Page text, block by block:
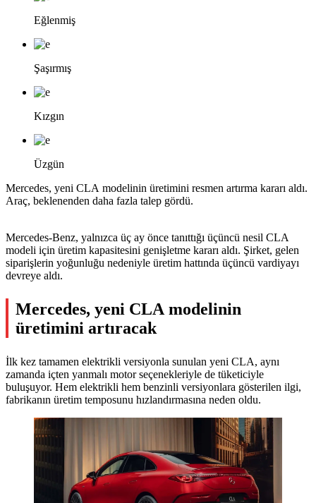
Eğlenmiş
Şaşırmış
Kızgın
Üzgün
Mercedes, yeni CLA modelinin üretimini resmen artırma kararı aldı.
Araç, beklenenden daha fazla talep gördü.
Mercedes-Benz, yalnızca üç ay önce tanıttığı üçüncü nesil CLA
modeli için üretim kapasitesini genişletme kararı aldı. Şirket, gelen
siparişlerin yoğunluğu nedeniyle üretim hattında üçüncü vardiyayı
devreye aldı.
Mercedes, yeni CLA modelinin
üretimini artıracak
İlk kez tamamen elektrikli versiyonla sunulan yeni CLA, aynı
zamanda içten yanmalı motor seçenekleriyle de tüketiciyle
buluşuyor. Hem elektrikli hem benzinli versiyonlara gösterilen ilgi,
fabrikanın üretim temposunu hızlandırmasına neden oldu.